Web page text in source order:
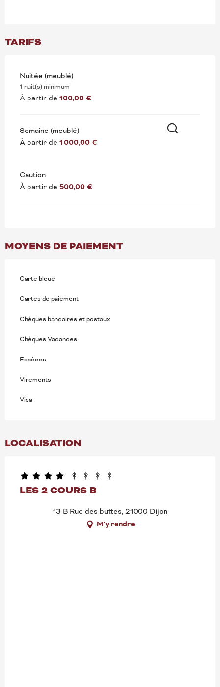
TARIFS
Nuitée (meublé)
1 nuit(s) minimum
À partir de 100,00 €
Semaine (meublé)
À partir de 1 000,00 €
Caution
À partir de 500,00 €
MOYENS DE PAIEMENT
Carte bleue
Cartes de paiement
Chèques bancaires et postaux
Chèques Vacances
Espèces
Virements
Visa
LOCALISATION
LES 2 COURS B
13 B Rue des buttes, 21000 Dijon
M'y rendre